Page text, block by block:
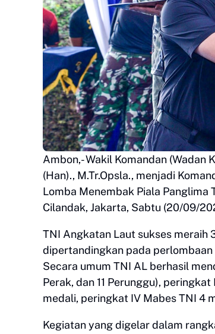
Ambon,- Wakil Komandan (Wadan
(Han)., M.Tr.Opsla., menjadi
Lomba Menembak Piala Panglima
Cilandak, Jakarta, Sabtu (20/09/
TNI Angkatan Laut sukses
dipertandingkan pada
Secara umum TNI AL berhasil
Perak, dan 11 Perunggu),
medali, peringkat IV Mabes TNI 4
Kegiatan yang digelar dalam